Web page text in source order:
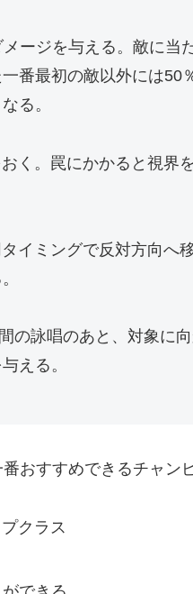
ージを与える。敵に当
番最初の敵以外には50
る。
く。罠にかかると視界
イミングで反対方向へ
の詠唱のあと、対象に
える。
おすすめできるチャン
クラス